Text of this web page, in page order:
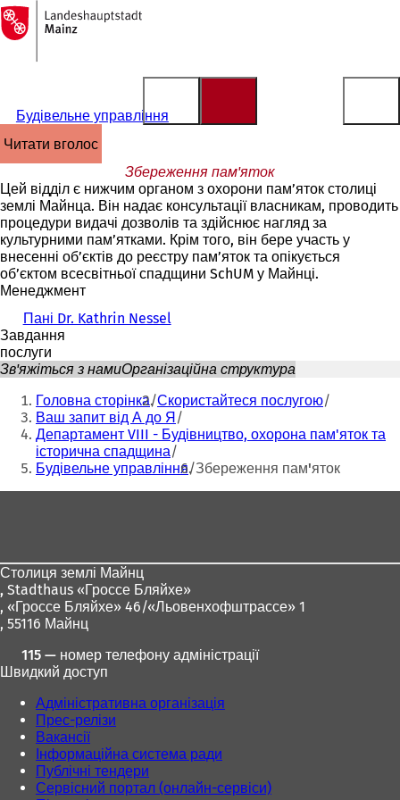
Перейти до змісту
На
головну
сторінку
Будівельне управління
читати вголос
Збереження пам'яток
Цей відділ є нижчим органом з охорони пам’яток столиці
землі Майнца. Він надає консультації власникам, проводить
процедури видачі дозволів та здійснює нагляд за
культурними пам’ятками. Крім того, він бере участь у
внесенні об’єктів до реєстру пам’яток та опікується
об’єктом всесвітньої спадщини SchUM у Майнці.
Менеджмент
Пані Dr. Kathrin Nessel
Завдання
послуги
Зв'яжіться з намиОрганізаційна структура
Ти
тут:
Головна сторінка Скористайтеся послугою
Ваш запит від А до Я
Департамент VIII - Будівництво, охорона пам'яток та
історична спадщина
Будівельне управління Збереження пам'яток
Столиця землі Майнц
, Stadthaus «Гроссе Бляйхе»
, «Гроссе Бляйхе» 46/«Льовенхофштрассе» 1
, 55116 Майнц
115 — номер телефону адміністрації
Швидкий доступ
Адміністративна організація
Прес-релізи
Вакансії
Інформаційна система ради
Публічні тендери
Сервісний портал (онлайн-сервіси)